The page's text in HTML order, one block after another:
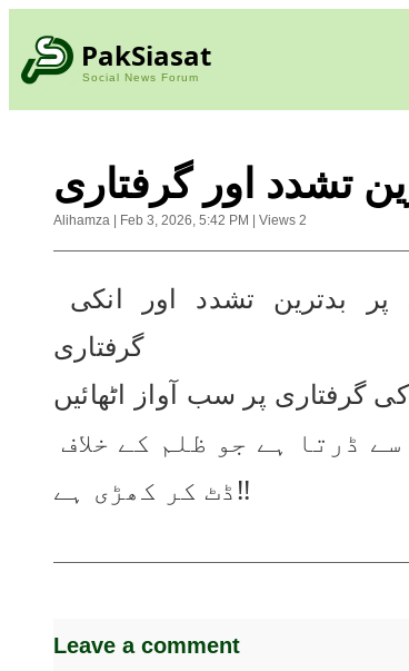
PakSiasat
Social News Forum
تشدد اور گرفتاری
Alihamza Feb 3, 2026, 5:42 PM Views 2
گرفتاری
ڈٹ کر کھڑی ہے!!
Leave a comment